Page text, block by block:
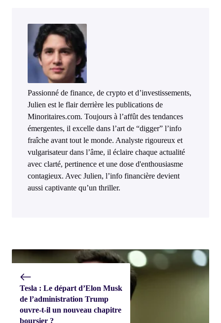
Passionné de finance, de crypto et d’investissements,
Julien est le flair derrière les publications de
Minoritaires.com. Toujours à l’affût des tendances
émergentes, il excelle dans l’art de “digger” l’info
fraîche avant tout le monde. Analyste rigoureux et
vulgarisateur dans l’âme, il éclaire chaque actualité
avec clarté, pertinence et une dose d'enthousiasme
contagieux. Avec Julien, l’info financière devient
aussi captivante qu’un thriller.
Tesla : Le départ d’Elon Musk
de l’administration Trump
ouvre-t-il un nouveau chapitre
boursier ?